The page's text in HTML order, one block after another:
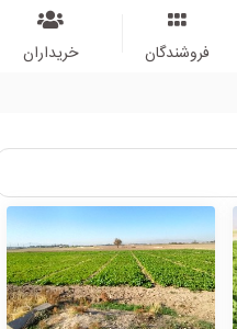
خریداران
فروشندگان